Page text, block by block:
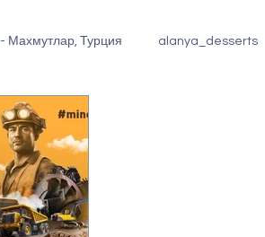
Махмутлар, Турция alanya_desserts
обо всем помаленьку
в Махмутлар